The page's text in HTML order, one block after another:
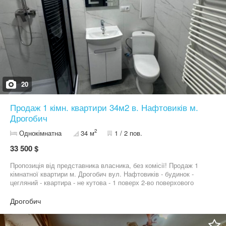
20
Продаж 1 кімн. квартири 34м2 в. Нафтовиків м.
Дрогобич
Однокімнатна 34 м2 1 / 2 пов.
33 500 $
Пропозиція від представника власника, без комісії! Продаж 1
кімнатної квартири м. Дрогобич вул. Нафтовиків - будинок -
цегляний - квартира - не кутова - 1 поверх 2-во поверхового
з двох сторін - загальна площа 34м2 - сан.вузел - сумісний /
душ кабіна / - опалення- індивідуальне газове /новий
двоконтурний котел / - стан - капітальний ремонт: змінена
Дрогобич